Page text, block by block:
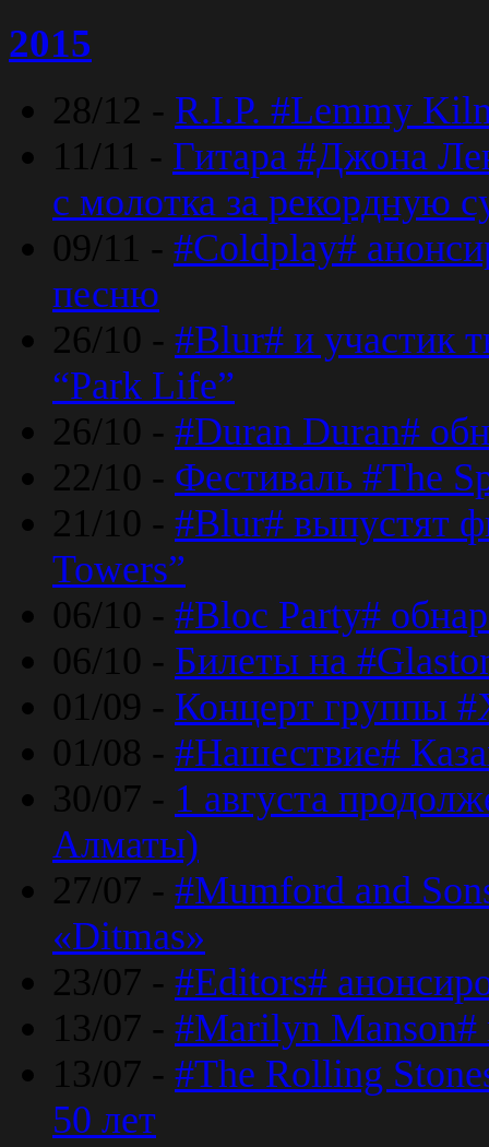
2015
28/12 - R.I.P. #Lemmy
11/11 - Гитара #Джона
с молотка за рекордную
09/11 - #Coldplay#
песню
26/10 - #Blur# и участик
“Park Life”
26/10 - #Duran Duran#
22/10 - Фестиваль #The
21/10 - #Blur# выпустят
Towers”
06/10 - #Bloc Party#
06/10 - Билеты на
01/09 - Концерт группы
01/08 - #Нашествие#
30/07 - 1 августа
Алматы)
27/07 - #Mumford and
«Ditmas»
23/07 - #Editors#
13/07 - #Marilyn Manson#
13/07 - #The Rolling
50 лет